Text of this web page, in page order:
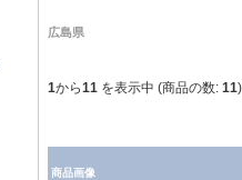
広島県
1から11 を表示中 (商品の数: 11)
商品画像